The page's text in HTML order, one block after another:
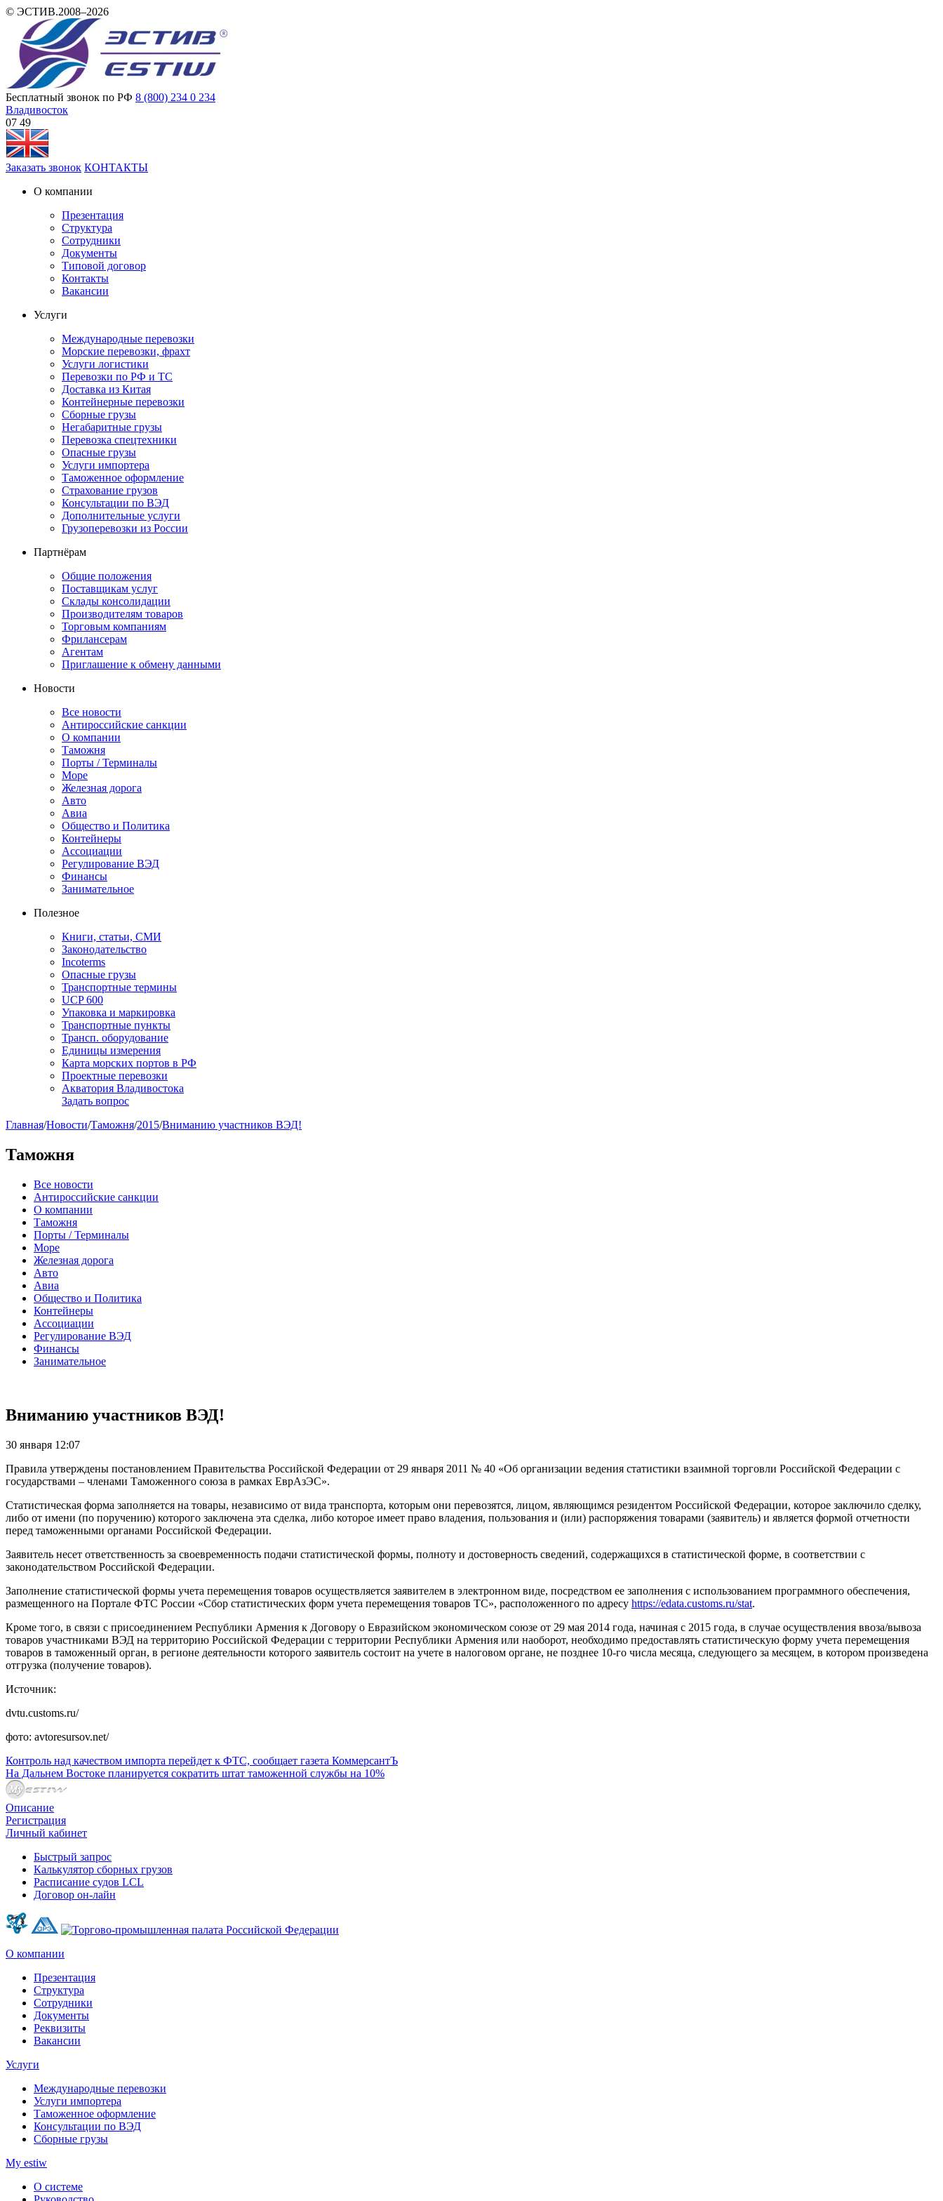
© ЭСТИВ.2008–2026
Бесплатный звонок по РФ 8 (800) 234 0 234
Владивосток
07:49
Заказать звонок КОНТАКТЫ
О компании
Презентация
Структура
Сотрудники
Документы
Типовой договор
Контакты
Вакансии
Услуги
Международные перевозки
Морские перевозки, фрахт
Услуги логистики
Перевозки по РФ и ТС
Доставка из Китая
Контейнерные перевозки
Сборные грузы
Негабаритные грузы
Перевозка спецтехники
Опасные грузы
Услуги импортера
Таможенное оформление
Страхование грузов
Консультации по ВЭД
Дополнительные услуги
Грузоперевозки из России
Партнёрам
Общие положения
Поставщикам услуг
Склады консолидации
Производителям товаров
Торговым компаниям
Фрилансерам
Агентам
Приглашение к обмену данными
Новости
Все новости
Антироссийские санкции
О компании
Таможня
Порты / Терминалы
Море
Железная дорога
Авто
Авиа
Общество и Политика
Контейнеры
Ассоциации
Регулирование ВЭД
Финансы
Занимательное
Полезное
Книги, статьи, СМИ
Законодательство
Incoterms
Опасные грузы
Транспортные термины
UCP 600
Упаковка и маркировка
Транспортные пункты
Трансп. оборудование
Единицы измерения
Карта морских портов в РФ
Проектные перевозки
Акватория Владивостока
Задать вопрос
Главная/Новости/Таможня/2015/Вниманию участников ВЭД!
Таможня
Все новости
Антироссийские санкции
О компании
Таможня
Порты / Терминалы
Море
Железная дорога
Авто
Авиа
Общество и Политика
Контейнеры
Ассоциации
Регулирование ВЭД
Финансы
Занимательное
Вниманию участников ВЭД!
30 января 12:07
Правила утверждены постановлением Правительства Российской Федерации от 29 января 2011 № 40 «Об организации ведения статистики взаимной торговли Российской Федерации с
государствами – членами Таможенного союза в рамках ЕврАзЭС».
Статистическая форма заполняется на товары, независимо от вида транспорта, которым они перевозятся, лицом, являющимся резидентом Российской Федерации, которое заключило сделку,
либо от имени (по поручению) которого заключена эта сделка, либо которое имеет право владения, пользования и (или) распоряжения товарами (заявитель) и является формой отчетности
перед таможенными органами Российской Федерации.
Заявитель несет ответственность за своевременность подачи статистической формы, полноту и достоверность сведений, содержащихся в статистической форме, в соответствии с
законодательством Российской Федерации.
Заполнение статистической формы учета перемещения товаров осуществляется заявителем в электронном виде, посредством ее заполнения с использованием программного обеспечения,
размещенного на Портале ФТС России «Сбор статистических форм учета перемещения товаров ТС», расположенного по адресу https://edata.customs.ru/stat.
Кроме того, в связи с присоединением Республики Армения к Договору о Евразийском экономическом союзе от 29 мая 2014 года, начиная с 2015 года, в случае осуществления ввоза/вывоза
товаров участниками ВЭД на территорию Российской Федерации с территории Республики Армения или наоборот, необходимо предоставлять статистическую форму учета перемещения
товаров в таможенный орган, в регионе деятельности которого заявитель состоит на учете в налоговом органе, не позднее 10-го числа месяца, следующего за месяцем, в котором произведена
отгрузка (получение товаров).
Источник:
dvtu.customs.ru/
фото: avtoresursov.net/
Контроль над качеством импорта перейдет к ФТС, сообщает газета КоммерсантЪ
На Дальнем Востоке планируется сократить штат таможенной службы на 10%
Описание
Регистрация
Личный кабинет
Быстрый запрос
Калькулятор сборных грузов
Расписание судов LCL
Договор он-лайн
О компании
Презентация
Структура
Сотрудники
Документы
Реквизиты
Вакансии
Услуги
Международные перевозки
Услуги импортера
Таможенное оформление
Консультации по ВЭД
Сборные грузы
My estiw
О системе